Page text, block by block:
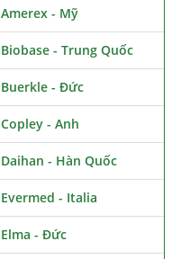
Amerex - Mỹ
Biobase - Trung Quốc
Buerkle - Đức
Copley - Anh
Daihan - Hàn Quốc
Evermed - Italia
Elma - Đức